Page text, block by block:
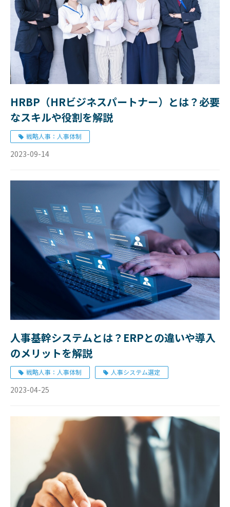
HRBP（HRビジネスパートナー）とは？必要
なスキルや役割を解説
戦略人事：人事体制
2023-09-14
人事基幹システムとは？ERPとの違いや導入
のメリットを解説
戦略人事：人事体制 人事システム選定
2023-04-25